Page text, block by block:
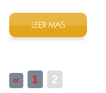
« 1 2